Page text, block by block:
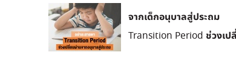
จากเด็กอนุบาลสู่ประถม
Transition Period ช่วงเป